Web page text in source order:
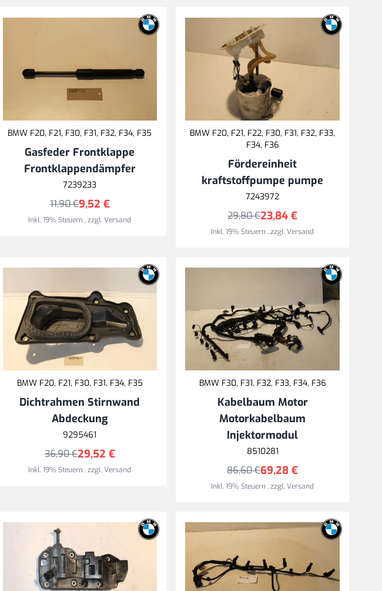
BMW F20, F21, F30, F31, F32, F34, F35
Gasfeder Frontklappe
Frontklappendämpfer
7239233
9,52 €
11,90 €
Inkl. 19% Steuern,zzgl.Versand
BMW F20, F21, F22, F30, F31, F32, F33,
F34, F36
Fördereinheit
kraftstoffpumpe pumpe
7243972
23,84 €
29,80 €
Inkl. 19% Steuern,zzgl.Versand
BMW F20, F21, F30, F31, F34, F35
Dichtrahmen Stirnwand
Abdeckung
9295461
29,52 €
36,90 €
Inkl. 19% Steuern,zzgl.Versand
BMW F30, F31, F32, F33, F34, F36
Kabelbaum Motor
Motorkabelbaum
Injektormodul
8510281
69,28 €
86,60 €
Inkl. 19% Steuern,zzgl.Versand